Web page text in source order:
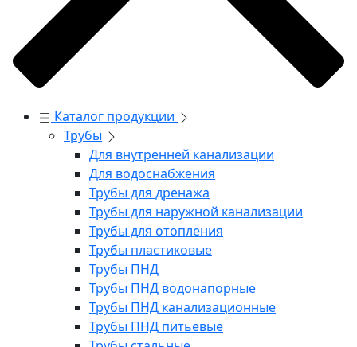
Каталог продукции
Трубы
Для внутренней канализации
Для водоснабжения
Трубы для дренажа
Трубы для наружной канализации
Трубы для отопления
Трубы пластиковые
Трубы ПНД
Трубы ПНД водонапорные
Трубы ПНД канализационные
Трубы ПНД питьевые